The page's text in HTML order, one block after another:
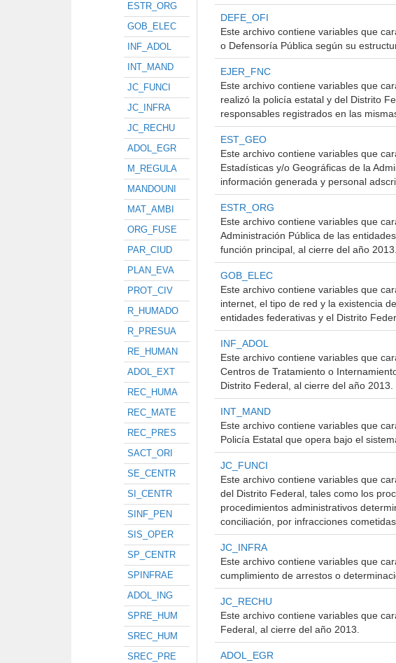
ESTR_ORG
GOB_ELEC
INF_ADOL
INT_MAND
JC_FUNCI
JC_INFRA
JC_RECHU
ADOL_EGR
M_REGULA
MANDOUNI
MAT_AMBI
ORG_FUSE
PAR_CIUD
PLAN_EVA
PROT_CIV
R_HUMADO
R_PRESUA
RE_HUMAN
ADOL_EXT
REC_HUMA
REC_MATE
REC_PRES
SACT_ORI
SE_CENTR
SI_CENTR
SINF_PEN
SIS_OPER
SP_CENTR
SPINFRAE
ADOL_ING
SPRE_HUM
SREC_HUM
SREC_PRE
DEFE_OFI
Este archivo contiene variables que
o Defensoría Pública según su
EJER_FNC
Este archivo contiene variables que
realizó la policía estatal y del Distrito
responsables registrados en las
EST_GEO
Este archivo contiene variables que
Estadísticas y/o Geográficas de la
información generada y personal
ESTR_ORG
Este archivo contiene variables que
Administración Pública de las
función principal, al cierre del año 2013.
GOB_ELEC
Este archivo contiene variables que
internet, el tipo de red y la existencia
entidades federativas y el Distrito
INF_ADOL
Este archivo contiene variables que
Centros de Tratamiento o
Distrito Federal, al cierre del año 2013.
INT_MAND
Este archivo contiene variables que
Policía Estatal que opera bajo el
JC_FUNCI
Este archivo contiene variables que
del Distrito Federal, tales como los
procedimientos administrativos
conciliación, por infracciones
JC_INFRA
Este archivo contiene variables que
cumplimiento de arrestos o
JC_RECHU
Este archivo contiene variables que
Federal, al cierre del año 2013.
ADOL_EGR